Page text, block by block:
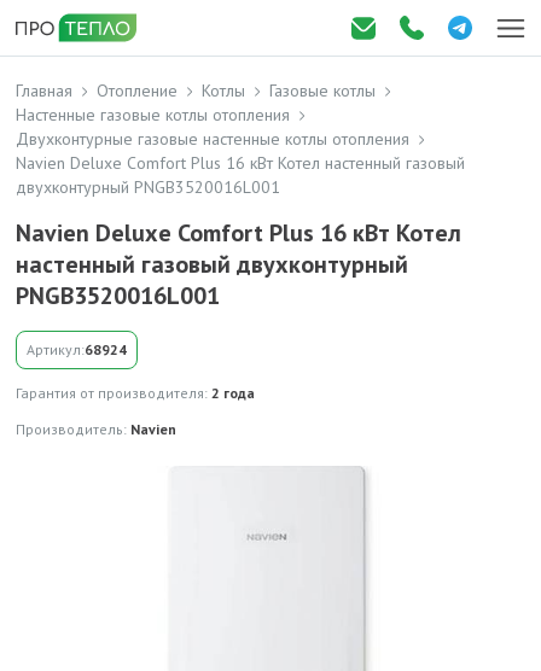
Главная Отопление Котлы
Газовые котлы
Настенные газовые котлы отопления
Двухконтурные газовые настенные котлы отопления
Navien Deluxe Comfort Plus 16 кВт Котел настенный газовый
двухконтурный PNGB3520016L001
Navien Deluxe Comfort Plus 16 кВт Котел
настенный газовый двухконтурный
PNGB3520016L001
Артикул:68924
Гарантия от производителя: 2 года
Производитель: Navien